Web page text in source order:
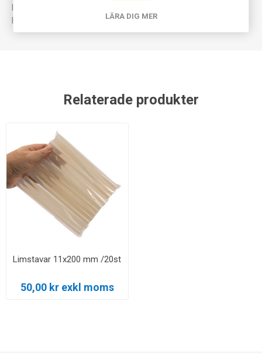
Diameter limstavar:11mm.
Effekt: 65W.
Relaterade produkter
Limstavar 11x200 mm /20st
50,00 kr exkl moms
LÄRA DIG MER